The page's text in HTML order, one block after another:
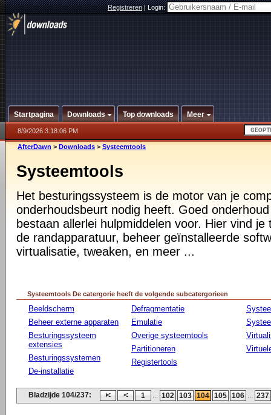
Registreren|Login:
Startpagina Downloads Top downloads Meer
8/9/2026 3:18:06 PM
AfterDawn > Downloads > Systeemtools
Systeemtools
Het besturingssysteem is de motor van je
onderhoudsbeurt nodig heeft. Goed
bestaan allerlei hulpmiddelen voor. Hier vind
de randapparatuur, beheer geïnstalleerde
virtualisatie, tweaken, en meer ...
Systeemtools De catergorie heeft de volgende subcatergorieen
Beeldscherm
Beheer externe apparaten
Besturingssysteem
extensies
Besturingssystemen
De-installatie
Defragmentatie
Emulatie
Overige systeemtools
Partitioneren
Registertools
Bladzijde 104/237: 1 ... 102 103 104 105 106 ... 237